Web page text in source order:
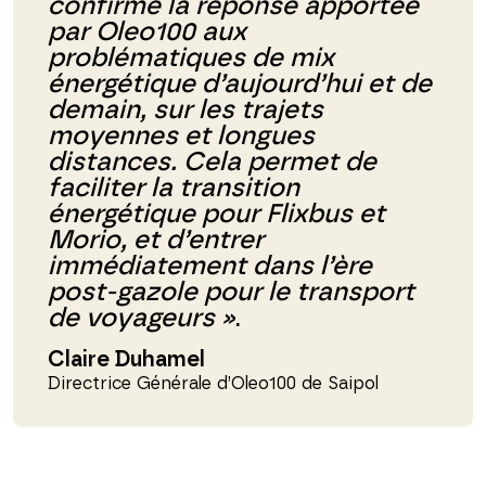
confirme la réponse apportée
par Oleo100 aux
problématiques de mix
énergétique d’aujourd’hui et de
demain, sur les trajets
moyennes et longues
distances. Cela permet de
faciliter la transition
énergétique pour Flixbus et
Morio, et d’entrer
immédiatement dans l’ère
post-gazole pour le transport
de voyageurs ».
Claire Duhamel
Directrice Générale d’Oleo100 de Saipol